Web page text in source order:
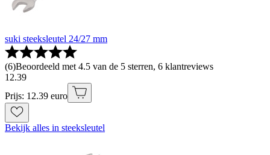
suki steeksleutel 24/27 mm
(6)Beoordeeld met 4.5 van de 5 sterren, 6 klantreviews
12.39
Prijs: 12.39 euro
Bekijk alles in steeksleutel